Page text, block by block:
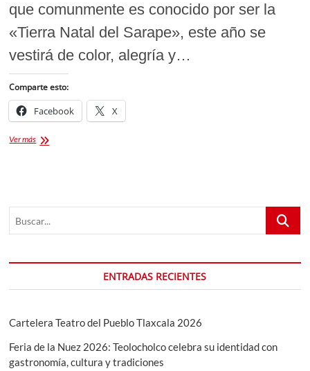
que comunmente es conocido por ser la
«Tierra Natal del Sarape», este año se
vestirá de color, alegría y…
Comparte esto:
Facebook X
Ver másGRAN
Buscar...
ENTRADAS RECIENTES
Cartelera Teatro del Pueblo Tlaxcala 2026
Feria de la Nuez 2026: Teolocholco celebra su identidad con
gastronomía, cultura y tradiciones